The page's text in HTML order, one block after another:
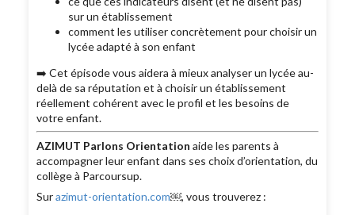
sur un établissement
comment les utiliser concrètement pour choisir un
lycée adapté à son enfant
➡️ Cet épisode vous aidera à mieux analyser un lycée au-
delà de sa réputation et à choisir un établissement
réellement cohérent avec le profil et les besoins de
votre enfant.
AZIMUT Parlons Orientation aide les parents à
accompagner leur enfant dans ses choix d’orientation, du
collège à Parcoursup.
Surazimut-orientation.com￼, vous trouverez :